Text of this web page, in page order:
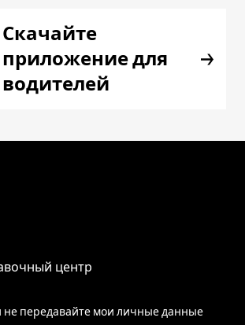
Скачайте
приложение для
водителей
центр
не передавайте мои личные данные